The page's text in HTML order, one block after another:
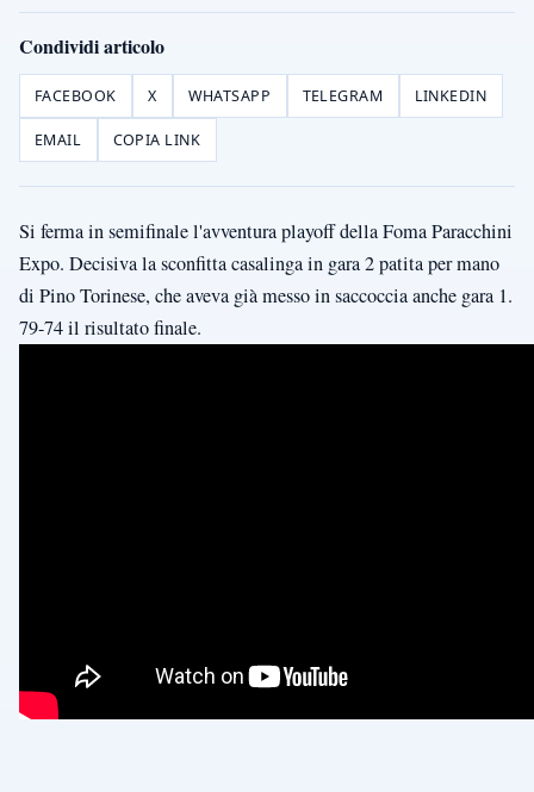
Condividi articolo
FACEBOOK X WHATSAPP TELEGRAM LINKEDIN
EMAIL COPIA LINK
Si ferma in semifinale l'avventura playoff della Foma Paracchini
Expo. Decisiva la sconfitta casalinga in gara 2 patita per mano
di Pino Torinese, che aveva già messo in saccoccia anche gara 1.
79-74 il risultato finale.